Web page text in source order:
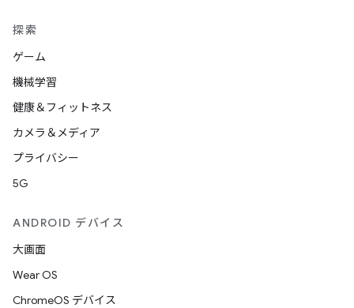
探索
ゲーム
機械学習
健康＆フィットネス
カメラ＆メディア
プライバシー
5G
ANDROID デバイス
大画面
Wear OS
ChromeOS デバイス